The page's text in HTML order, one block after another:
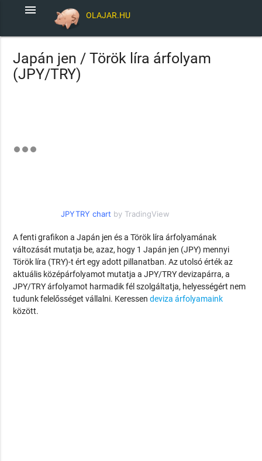
OLAJAR.HU
menu
Japán jen / Török líra árfolyam
(JPY/TRY)
JPYTRY chart by TradingView
A fenti grafikon a Japán jen és a Török líra árfolyamának
változását mutatja be, azaz, hogy 1 Japán jen (JPY) mennyi
Török líra (TRY)-t ért egy adott pillanatban. Az utolsó érték az
aktuális középárfolyamot mutatja a JPY/TRY devizapárra, a
JPY/TRY árfolyamot harmadik fél szolgáltatja, helyességért nem
tudunk felelősséget vállalni. Keressendeviza árfolyamaink
között.